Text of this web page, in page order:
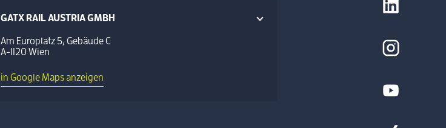
GATX RAIL AUSTRIA GMBH
Am Europlatz 5, Gebäude C
A-1120 Wien
in Google Maps anzeigen